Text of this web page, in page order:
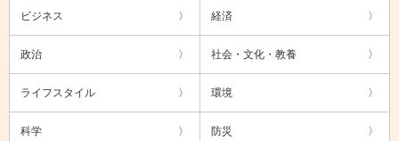
ビジネス 経済
政治 社会・文化・教養
ライフスタイル 環境
科学 防災